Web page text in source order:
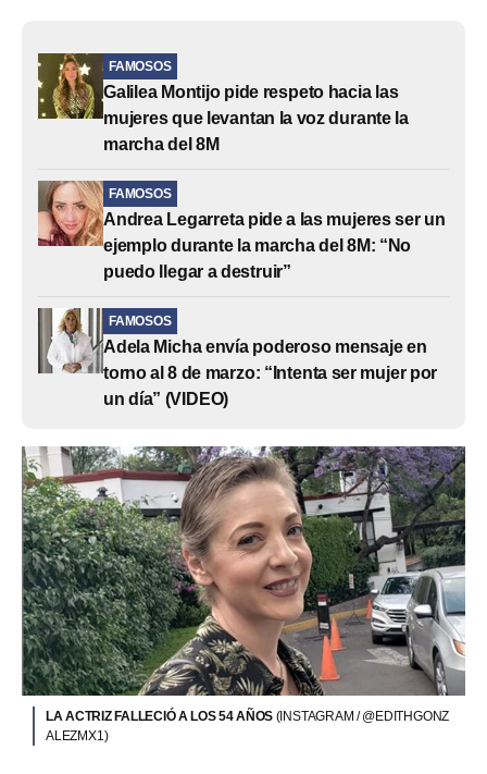
FAMOSOS
Galilea Montijo pide respeto hacia las
mujeres que levantan la voz durante la
marcha del 8M
FAMOSOS
Andrea Legarreta pide a las mujeres ser un
ejemplo durante la marcha del 8M: “No
puedo llegar a destruir”
FAMOSOS
Adela Micha envía poderoso mensaje en
torno al 8 de marzo: “Intenta ser mujer por
un día” (VIDEO)
LA ACTRIZ FALLECIÓ A LOS 54 AÑOS (INSTAGRAM / @EDITHGONZ
ALEZMX1)